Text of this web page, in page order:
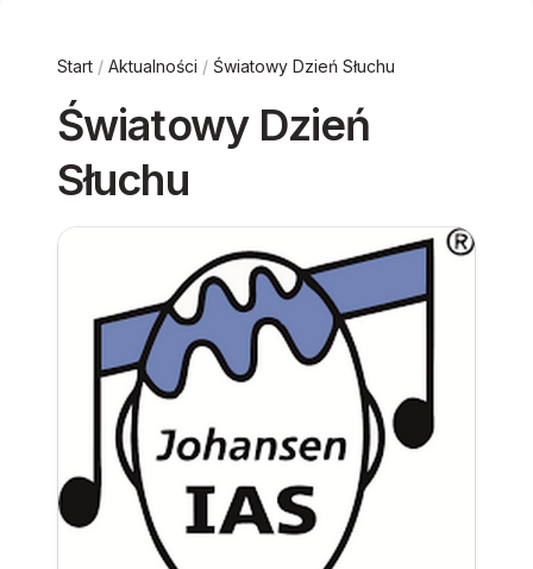
Start / Aktualności / Światowy Dzień Słuchu
Światowy Dzień
Słuchu